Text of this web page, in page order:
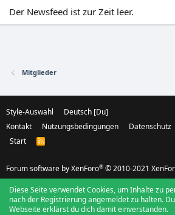
Der Newsfeed ist zur Zeit leer.
Mitglieder
Style-Auswahl
Deutsch [Du]
Kontakt
Nutzungsbedingungen Datenschutz
Start
R
S
Forum software by XenForo® © 2010-2021
Diese Seite verwendet Cookies, um Inhalte zu
nach der Registrierung angemeldet zu halten.
Webseite erklärst du dich damit einverstanden.